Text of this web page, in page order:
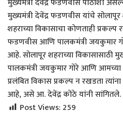
मुख्यमंत्री देवेंद्र फडणवीस यांचे
शहराच्या विकासाचा कोणताही प्रकल्प
फडणवीस आणि पालकमंत्री जयकुमार
आहे. सोलापूर शहराच्या विकासासाठी
पालकमंत्री जयकुमार गोरे आणि
प्रलंबित विकास प्रकल्प न रखडता
आहे, असे आ. देवेंद्र कोठे यांनी सांगितले.
Post Views:259